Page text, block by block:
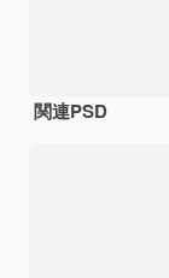
関連PSD